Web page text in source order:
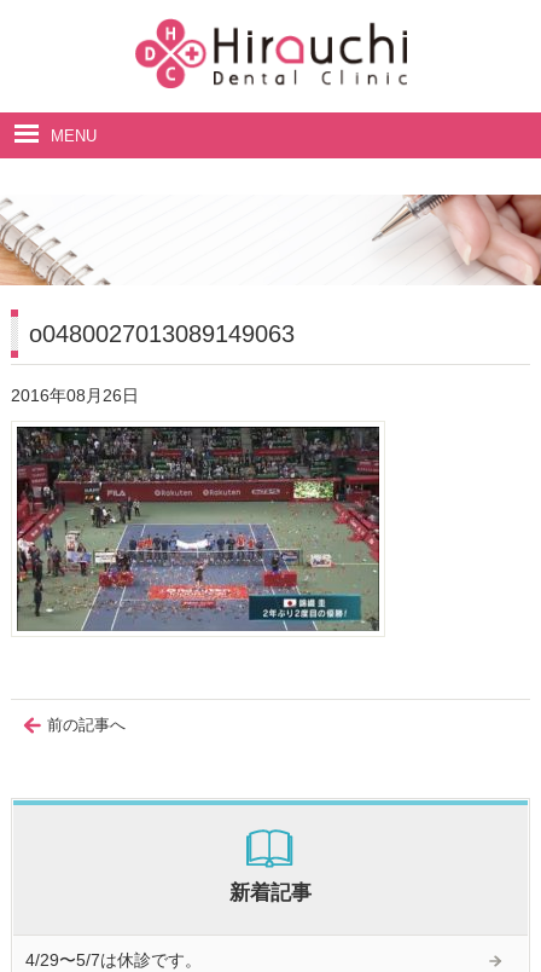
MENU
料金表
o0480027013089149063
2016年08月26日
前の記事へ
新着記事
4/29〜5/7は休診です。